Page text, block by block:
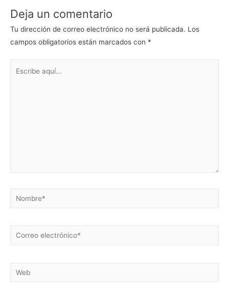
Deja un comentario
Tu dirección de correo electrónico no será publicada. Los
campos obligatorios están marcados con *
Nombre*
Correo
electrónico*
Web